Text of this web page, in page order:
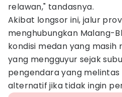
relawan," tandasnya.
Akibat longsor ini, jalur
menghubungkan Malang-
kondisi medan yang masih
yang mengguyur sejak
pengendara yang
alternatif jika tidak ingin